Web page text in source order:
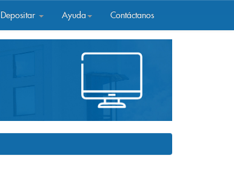
Depositar Ayuda Contáctanos